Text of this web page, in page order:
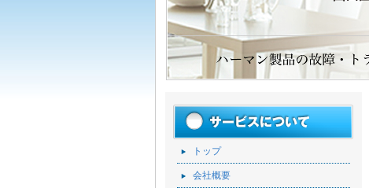
トップ
会社概要